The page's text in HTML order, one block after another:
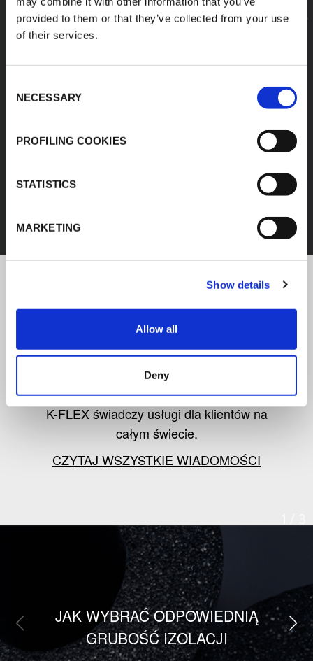
provided to them or that they’ve collected from your use
of their services.
Selection
NECESSARY
PROFILING COOKIES
STATISTICS
MARKETING
Show details
Allow all
Deny
Najnowsze informacje
od K-FLEX
Śledź informacje o najnowszych
produktach, rynku izolacji oraz o tym, jak
K-FLEX świadczy usługi dla klientów na
całym świecie.
CZYTAJ WSZYSTKIE WIADOMOŚCI
JAK WYBRAĆ ODPOWIEDNIĄ
GRUBOŚĆ IZOLACJI